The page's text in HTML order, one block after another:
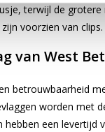
terwijl de grotere
voorzien van clips.
van West
betrouwbaarheid
worden met
hebben een levertijd